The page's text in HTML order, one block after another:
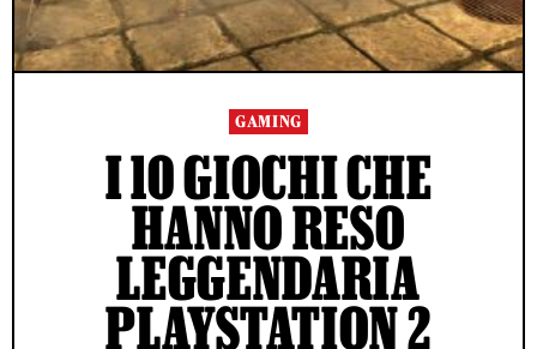
GAMING
I 10 GIOCHI CHE
HANNO RESO
LEGGENDARIA
PLAYSTATION 2